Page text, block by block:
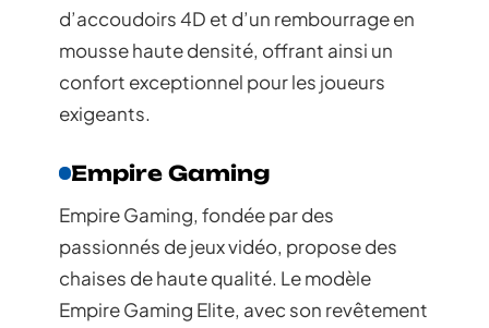
d’accoudoirs 4D et d’un rembourrage en
mousse haute densité, offrant ainsi un
confort exceptionnel pour les joueurs
exigeants.
Empire Gaming
Empire Gaming, fondée par des
passionnés de jeux vidéo, propose des
chaises de haute qualité. Le modèle
Empire Gaming Elite, avec son revêtement